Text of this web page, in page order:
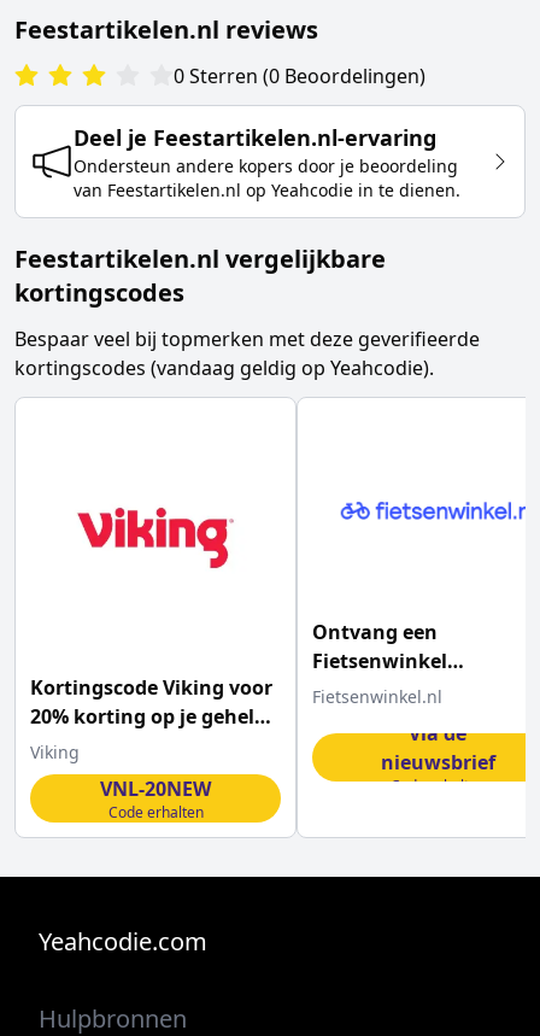
Feestartikelen.nl reviews
0Sterren (0 Beoordelingen)
Deel je Feestartikelen.nl-ervaring
Ondersteun andere kopers door je beoordeling
van Feestartikelen.nl op Yeahcodie in te dienen.
Feestartikelen.nl vergelijkbare
kortingscodes
Bespaar veel bij topmerken met deze geverifieerde
kortingscodes (vandaag geldig op Yeahcodie).
Kortingscode Viking voor
20% korting op je gehele
bestelling
Viking
VNL-20NEW
Code erhalten
Ontvang een
Fietsenwinkel
kortingscode voor €2,50
Fietsenwinkel.nl
Via de
nieuwsbrief
Code erhalten
Yeahcodie.com
Hulpbronnen